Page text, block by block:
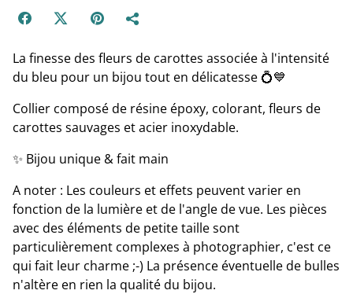
La finesse des fleurs de carottes associée à l'intensité
du bleu pour un bijou tout en délicatesse 💍💙
Collier composé de résine époxy, colorant, fleurs de
carottes sauvages et acier inoxydable.
✨ Bijou unique & fait main
A noter : Les couleurs et effets peuvent varier en
fonction de la lumière et de l'angle de vue. Les pièces
avec des éléments de petite taille sont
particulièrement complexes à photographier, c'est ce
qui fait leur charme ;-) La présence éventuelle de bulles
n'altère en rien la qualité du bijou.